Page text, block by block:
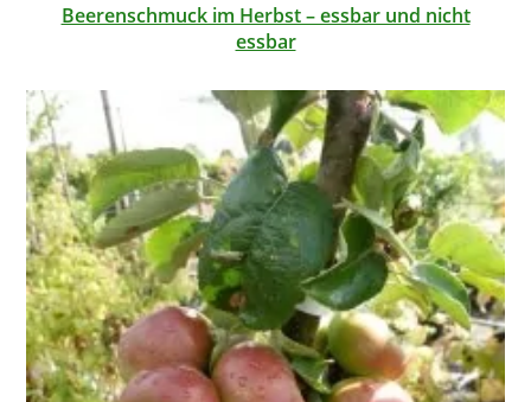
Beerenschmuck im Herbst – essbar und nicht
essbar